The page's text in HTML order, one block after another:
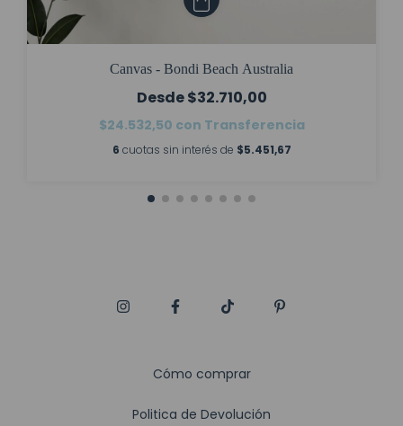
Canvas - Bondi Beach Australia
$32.710,00
$24.532,50 con Transferencia
6 cuotas sin interés de $5.451,67
Cómo comprar
Politica de Devolución